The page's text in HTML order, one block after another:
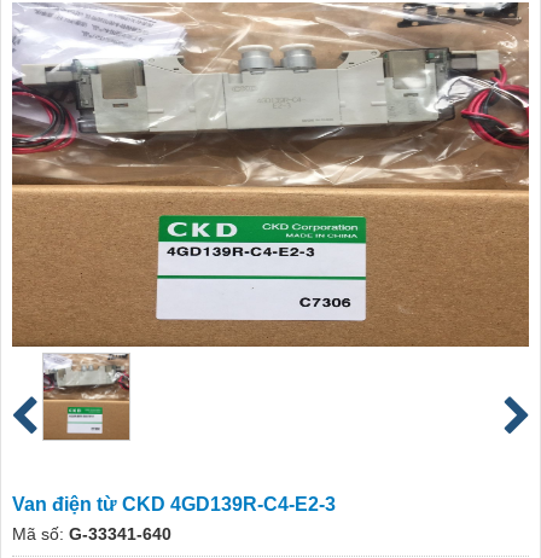
Van điện từ CKD 4GD139R-C4-E2-3
Mã số: G-33341-640